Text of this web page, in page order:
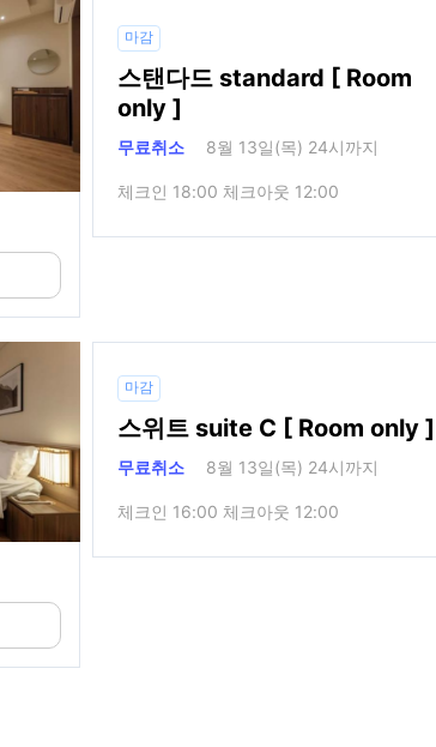
마감
스탠다드 standard [ Room
only ]
무료취소 8월 13일(목) 24시까지
체크인 18:00 체크아웃 12:00
마감
스위트 suite C [ Room only ]
무료취소 8월 13일(목) 24시까지
체크인 16:00 체크아웃 12:00